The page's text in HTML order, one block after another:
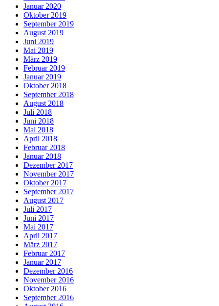
Januar 2020
Oktober 2019
September 2019
August 2019
Juni 2019
Mai 2019
März 2019
Februar 2019
Januar 2019
Oktober 2018
September 2018
August 2018
Juli 2018
Juni 2018
Mai 2018
April 2018
Februar 2018
Januar 2018
Dezember 2017
November 2017
Oktober 2017
September 2017
August 2017
Juli 2017
Juni 2017
Mai 2017
April 2017
März 2017
Februar 2017
Januar 2017
Dezember 2016
November 2016
Oktober 2016
September 2016